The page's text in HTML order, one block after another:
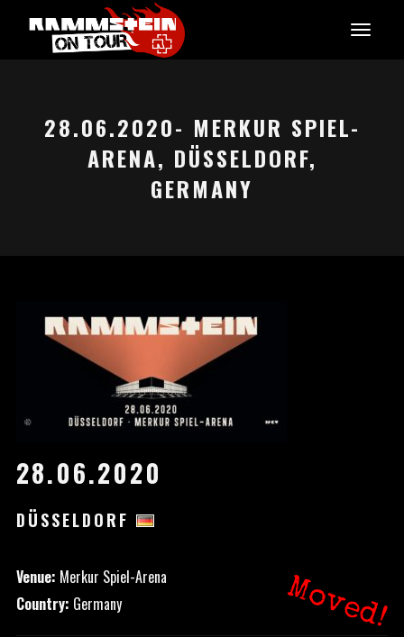
28.06.2020- MERKUR SPIEL-
ARENA, DÜSSELDORF,
GERMANY
28.06.2020
DÜSSELDORF
Moved!
Venue: Merkur Spiel-Arena
Country: Germany